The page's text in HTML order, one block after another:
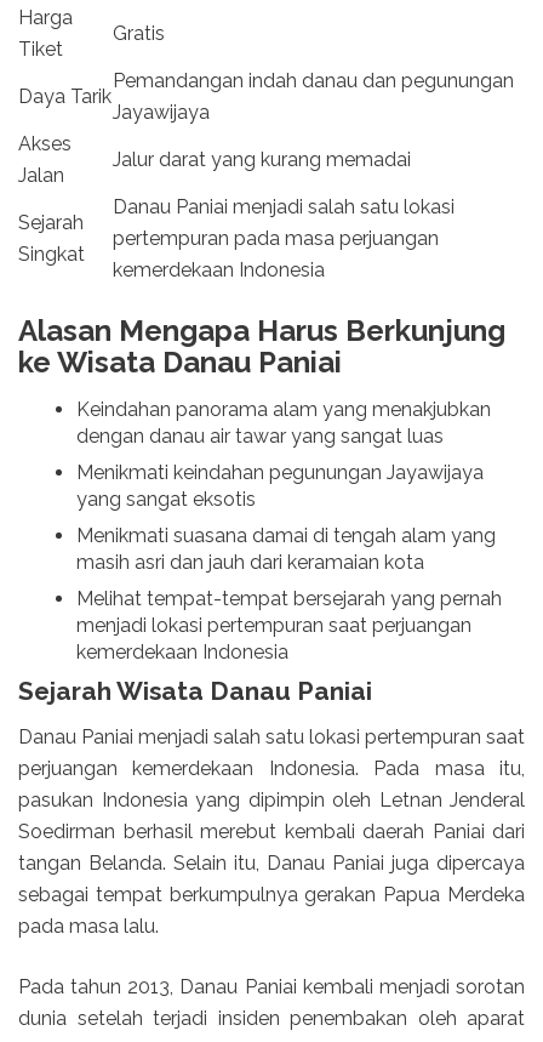
Harga
Tiket
Gratis
Daya Tarik
Pemandangan indah danau dan pegunungan
Jayawijaya
Akses
Jalan
Jalur darat yang kurang memadai
Sejarah
Singkat
Danau Paniai menjadi salah satu lokasi
pertempuran pada masa perjuangan
kemerdekaan Indonesia
Alasan Mengapa Harus Berkunjung
ke Wisata Danau Paniai
Keindahan panorama alam yang menakjubkan
dengan danau air tawar yang sangat luas
Menikmati keindahan pegunungan Jayawijaya
yang sangat eksotis
Menikmati suasana damai di tengah alam yang
masih asri dan jauh dari keramaian kota
Melihat tempat-tempat bersejarah yang pernah
menjadi lokasi pertempuran saat perjuangan
kemerdekaan Indonesia
Sejarah Wisata Danau Paniai
Danau Paniai menjadi salah satu lokasi pertempuran saat
perjuangan kemerdekaan Indonesia. Pada masa itu,
pasukan Indonesia yang dipimpin oleh Letnan Jenderal
Soedirman berhasil merebut kembali daerah Paniai dari
tangan Belanda. Selain itu, Danau Paniai juga dipercaya
sebagai tempat berkumpulnya gerakan Papua Merdeka
pada masa lalu.
Pada tahun 2013, Danau Paniai kembali menjadi sorotan
dunia setelah terjadi insiden penembakan oleh aparat